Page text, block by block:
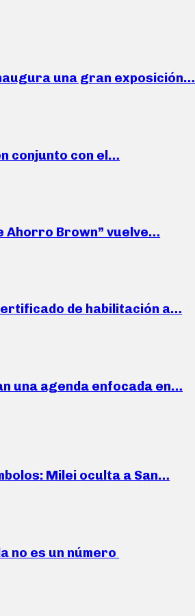
una gran exposición…
conjunto con el…
Ahorro Brown” vuelve…
de habilitación a…
una agenda enfocada en…
Milei oculta a San…
no es un número